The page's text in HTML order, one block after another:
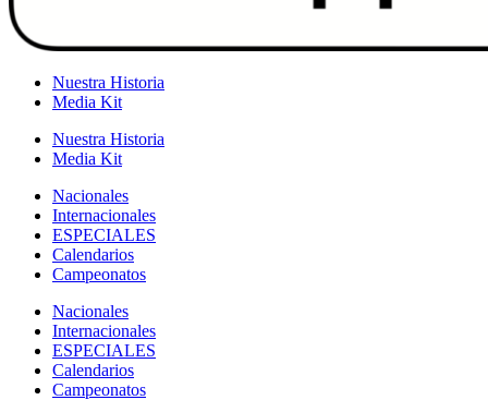
Nuestra Historia
Media Kit
Nuestra Historia
Media Kit
Nacionales
Internacionales
ESPECIALES
Calendarios
Campeonatos
Nacionales
Internacionales
ESPECIALES
Calendarios
Campeonatos